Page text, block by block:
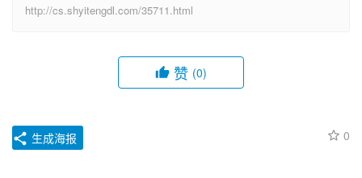
http://cs.shyitengdl.com/35711.html
赞 (0)
0
生成海报